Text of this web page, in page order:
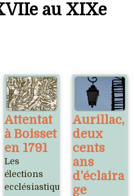
au XIXe
Attentat
à Boisset
en 1791
Les
élections
ecclésiastiques
Aurillac,
deux
cents
ans
d'éclaira
ge